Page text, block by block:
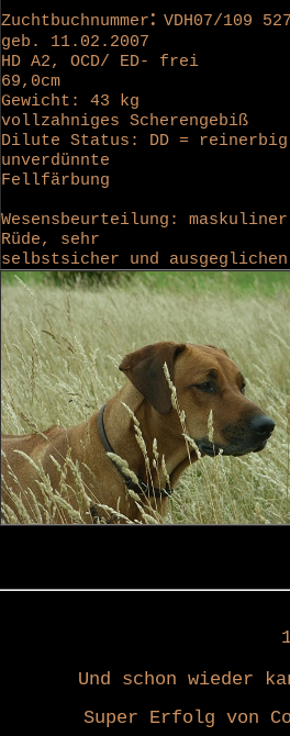
Zuchtbuchnummer: VDH07/109
geb. 11.02.2007
HD A2, OCD/ ED- frei
69,0cm
Gewicht: 43 kg
vollzahniges Scherengebiß
Dilute Status: DD = reinerbig
unverdünnte
Fellfärbung
Wesensbeurteilung: maskuliner
Rüde, sehr
selbstsicher und ausgeglichen
Und schon wieder
Super Erfolg von